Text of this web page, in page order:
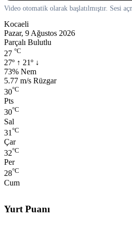
Video otomatik olarak başlatılmıştır. Sesi
Kocaeli
Pazar, 9 Ağustos 2026
Parçalı Bulutlu
27 °C
27º ↑ 21º ↓
Nem:
73% Nem
Rüzgar:
5.77 m/s Rüzgar
30°C
Pts
30°C
Sal
31 °C
Çar
32°C
Per
28°C
Cum
Yurt Puanı